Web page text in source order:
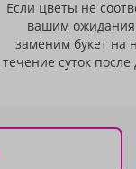
Если цветы не
вашим
заменим букет на
течение суток после